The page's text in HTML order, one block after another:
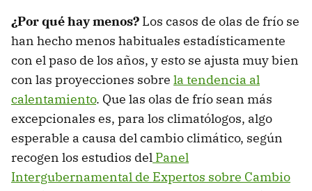
¿Por qué hay menos? Los casos de olas de frío se
han hecho menos habituales estadísticamente
con el paso de los años, y esto se ajusta muy bien
con las proyecciones sobre la tendencia al
calentamiento. Que las olas de frío sean más
excepcionales es, para los climatólogos, algo
esperable a causa del cambio climático, según
recogen los estudios del Panel
Intergubernamental de Expertos sobre Cambio